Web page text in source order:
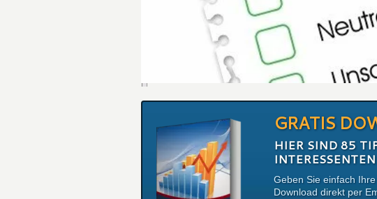
GRATIS
HIER SIND 85
Geben Sie einfach
Download direkt per